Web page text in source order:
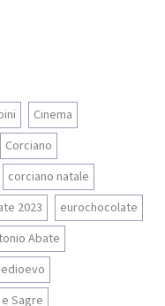
Cinema
Corciano
corciano natale
2023
eurochocolate
Abate
Sagre